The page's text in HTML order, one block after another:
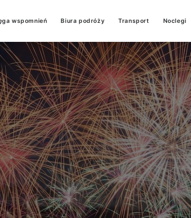
wspomnień Biura podróży Transport Noclegi